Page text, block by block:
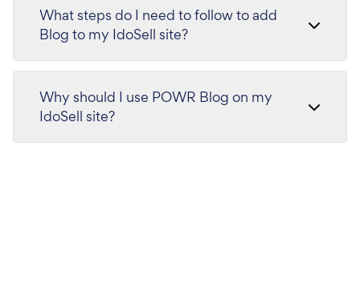
What steps do I need to follow to add
Blog to my IdoSell site?
Why should I use POWR Blog on my
IdoSell site?